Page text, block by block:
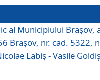
al Municipiului Braşov,
Brașov, nr. cad. 5322,
Labiș - Vasile